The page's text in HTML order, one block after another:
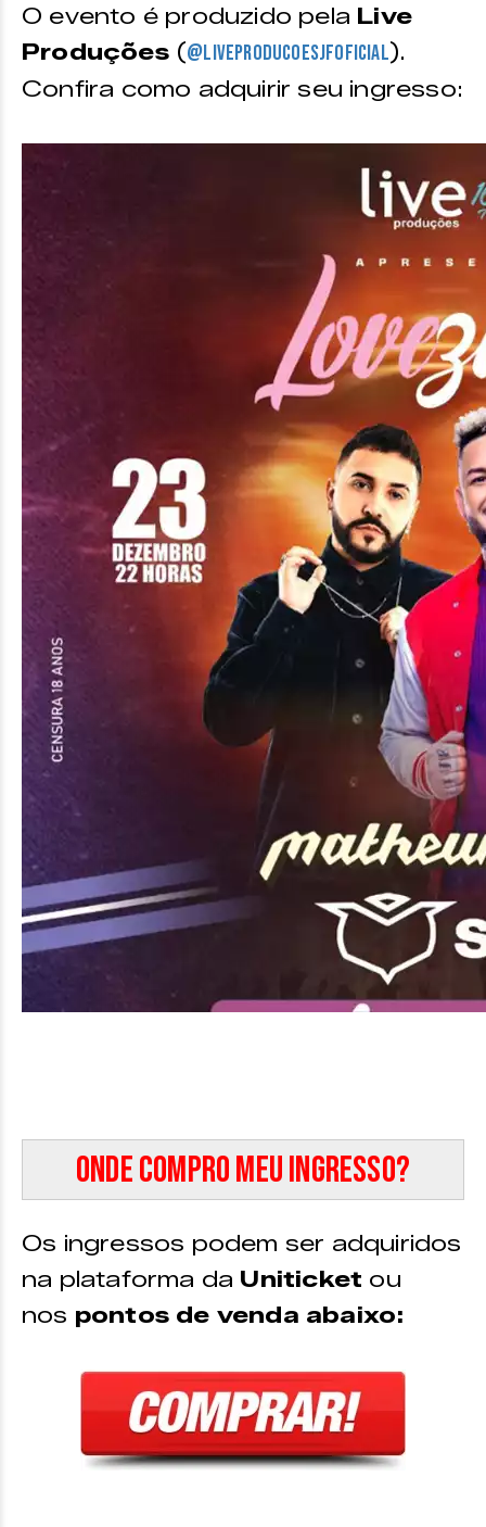
O evento é produzido pela Live
Produções(@liveproducoesjfoficial).
Confira como adquirir seu ingresso:
Onde compro meu ingresso?
Os ingressos podem ser adquiridos
na plataforma da Uniticket ou
nos pontos de venda abaixo: